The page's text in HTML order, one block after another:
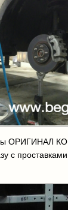
ОРИГИНАЛ
с